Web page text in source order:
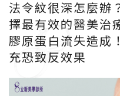
法令紋很深怎麼辦
擇最有效的醫美治
膠原蛋白流失造成
充恐致反效果